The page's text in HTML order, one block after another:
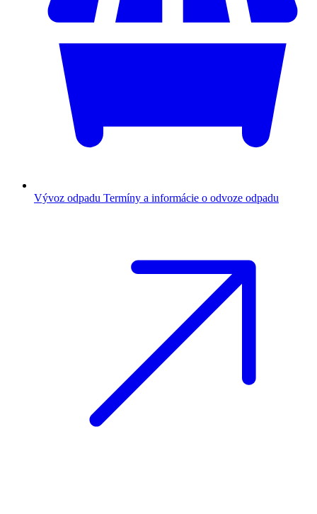
Vývoz odpadu Termíny a informácie o odvoze odpadu